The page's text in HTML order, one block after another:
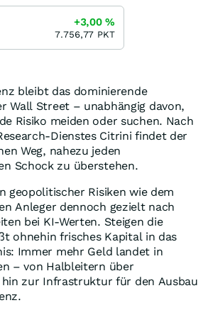
bleibt das dominierende
Wall Street – unabhängig davon,
Risiko meiden oder suchen. Nach
Dienstes Citrini findet der
Weg, nahezu jeden
Schock zu überstehen.
geopolitischer Risiken wie dem
Anleger dennoch gezielt nach
bei KI-Werten. Steigen die
ohnehin frisches Kapital in das
Immer mehr Geld landet in
– von Halbleitern über
hin zur Infrastruktur für den Ausbau
+3,00%
7.756,77 PKT